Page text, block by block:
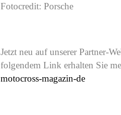
Fotocredit: Porsche
Jetzt neu auf unserer Partner-
folgendem Link erhalten Sie
motocross-magazin-de